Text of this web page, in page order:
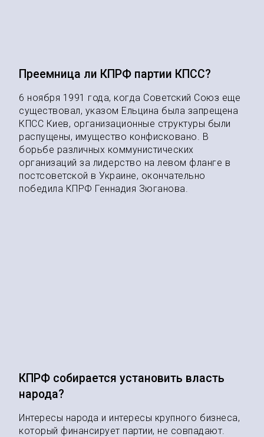
Преемница ли КПРФ партии КПСС?
6 ноября 1991 года, когда Советский Союз еще
существовал, указом Ельцина была запрещена
КПСС Киев, организационные структуры были
распущены, имущество конфисковано. В
борьбе различных коммунистических
организаций за лидерство на левом фланге в
постсоветской в Украине, окончательно
победила КПРФ Геннадия Зюганова.
КПРФ собирается установить власть
народа?
Интересы народа и интересы крупного бизнеса,
который финансирует партии, не совпадают.